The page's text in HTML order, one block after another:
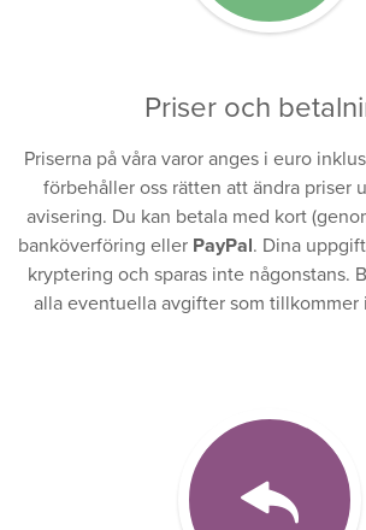
Priser och
Priserna på våra varor anges i euro
förbehåller oss rätten att ändra priser
avisering. Du kan betala med kort
banköverföring eller PayPal. Dina
kryptering och sparas inte någonstans.
alla eventuella avgifter som tillkommer